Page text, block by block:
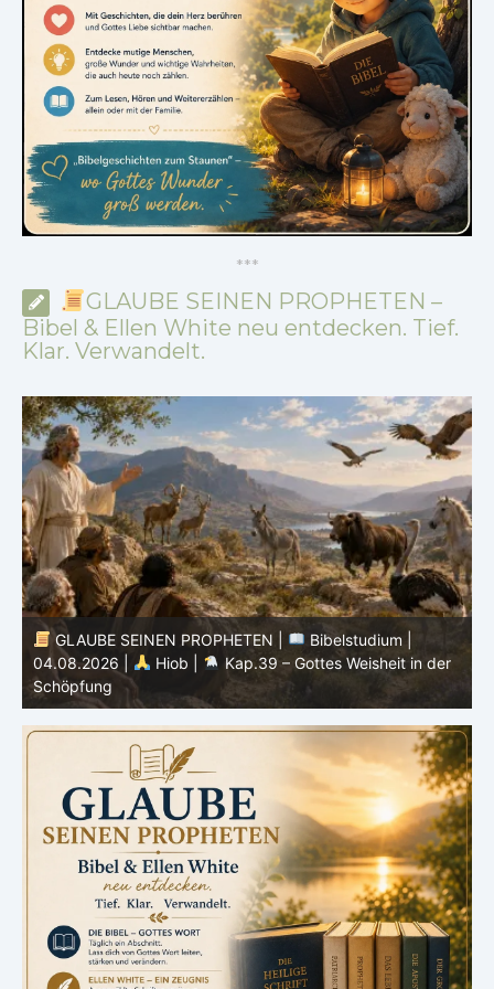
***
GLAUBE SEINEN PROPHETEN –
Bibel & Ellen White neu entdecken. Tief.
Klar. Verwandelt.
GLAUBE SEINEN PROPHETEN |
Bibelstudium |
03.08.2026 |
Hiob |
Kap.38 – Gott antwortet aus
dem Sturm